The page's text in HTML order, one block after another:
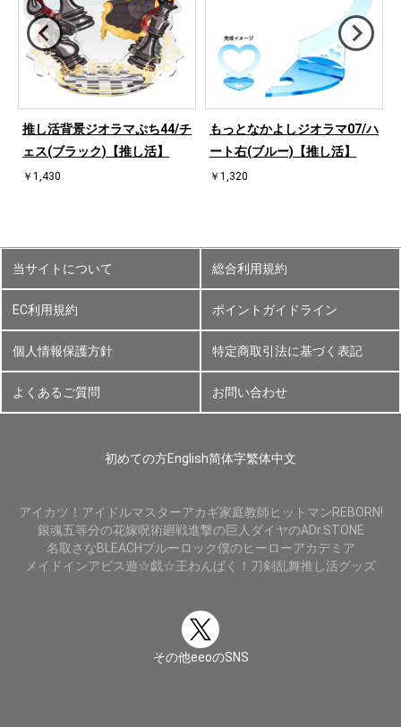
推し活背景ジオラマぷち44/チ
ェス(ブラック)【推し活】
￥1,430
もっとなかよしジオラマ07/ハ
ート右(ブルー)【推し活】
￥1,320
当サイトについて 総合利用規約
EC利用規約 ポイントガイドライン
個人情報保護方針 特定商取引法に基づく表記
よくあるご質問 お問い合わせ
初めての方English简体字繁体中文
アイカツ！ アイドルマスターアカギ家庭教師ヒットマンREBORN!
銀魂五等分の花嫁呪術廻戦進撃の巨人 ダイヤのADr.STONE
名取さなBLEACHブルーロック僕のヒーローアカデミア
メイドインアビス遊☆戯☆王わんぱく！刀剣乱舞推し活グッズ
その他eeoのSNS